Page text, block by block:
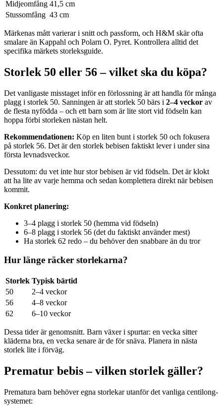
Midjeomfång 41,5 cm
Stussomfång 43 cm
Märkenas mått varierar i snitt och passform, och H&M skär ofta
smalare än Kappahl och Polarn O. Pyret. Kontrollera alltid det
specifika märkets storleksguide.
Storlek 50 eller 56 – vilket ska du köpa?
Det vanligaste misstaget inför en förlossning är att handla för många
plagg i storlek 50. Sanningen är att storlek 50 bärs i 2–4 veckor av
de flesta nyfödda – och ett barn som är lite stort vid födseln kan
hoppa förbi storleken nästan helt.
Rekommendationen: Köp en liten bunt i storlek 50 och fokusera
på storlek 56. Det är den storlek bebisen faktiskt lever i under sina
första levnadsveckor.
Dessutom: du vet inte hur stor bebisen är vid födseln. Det är klokt
att ha lite av varje hemma och sedan komplettera direkt när bebisen
kommit.
Konkret planering:
3–4 plagg i storlek 50 (hemma vid födseln)
6–8 plagg i storlek 56 (det du faktiskt använder mest)
Ha storlek 62 redo – du behöver den snabbare än du tror
Hur länge räcker storlekarna?
Storlek Typisk bärtid
50
2–4 veckor
56
4–8 veckor
62
6–10 veckor
Dessa tider är genomsnitt. Barn växer i spurtar: en vecka sitter
kläderna bra, en vecka senare är de för snäva. Planera in nästa
storlek lite i förväg.
Prematur bebis – vilken storlek gäller?
Prematura barn behöver egna storlekar utanför det vanliga centilong-
systemet: